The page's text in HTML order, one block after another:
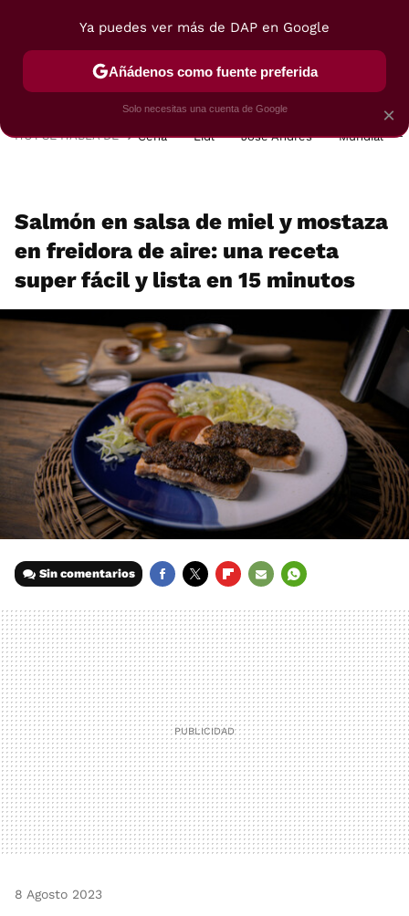
POSTRES VIAJES SELECCIÓN VEGUI
HOY SE HABLA DE Cena Lidl José Andrés Mundial
Salmón en salsa de miel y mostaza
en freidora de aire: una receta
super fácil y lista en 15 minutos
Sin comentarios
MAIL
8 Agosto 2023
×
Ya puedes ver más de DAP en Google
Añádenos como fuente preferida
Solo necesitas una cuenta de Google